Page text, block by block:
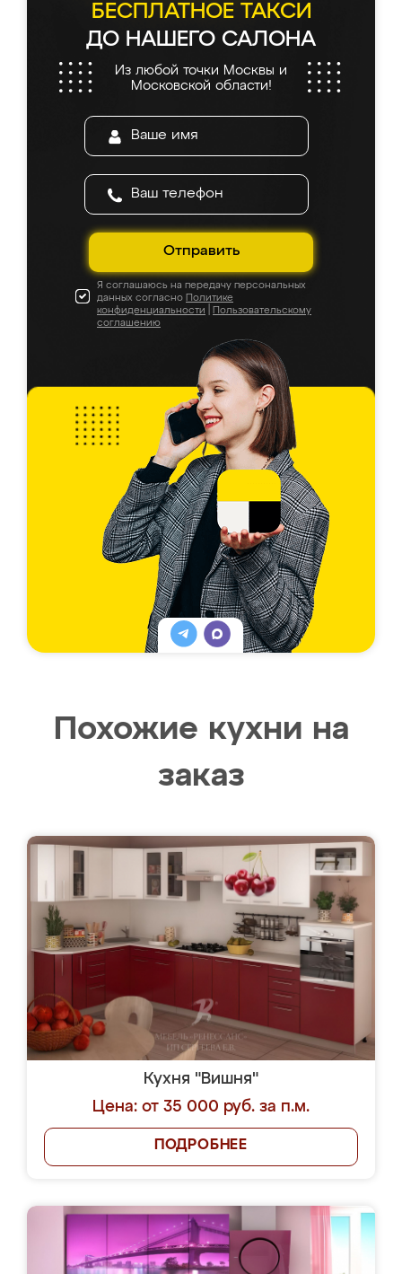
БЕСПЛАТНОЕ ТАКСИ
ДО НАШЕГО САЛОНА
Из любой точки Москвы и
Московской области!
Отправить
Я соглашаюсь на передачу персональных
данных согласно Политике
конфиденциальности
Пользовательскому
соглашению
Похожие кухни на
заказ
Кухня "Вишня"
Цена: от 35 000 руб. за п.м.
ПОДРОБНЕЕ